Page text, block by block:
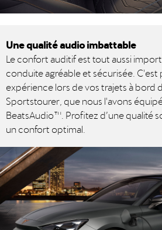
Une qualité audio imbattable
Le confort auditif est tout aussi
conduite agréable et sécurisée.
expérience lors de vos trajets à bord
Sportstourer, que nous l'avons
BeatsAudio™. Profitez d’une qualité
un confort optimal.